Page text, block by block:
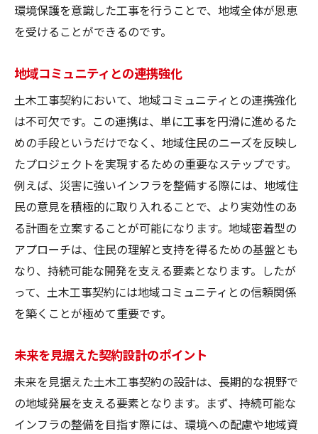
環境保護を意識した工事を行うことで、地域全体が恩恵
を受けることができるのです。
地域コミュニティとの連携強化
土木工事契約において、地域コミュニティとの連携強化
は不可欠です。この連携は、単に工事を円滑に進めるた
めの手段というだけでなく、地域住民のニーズを反映し
たプロジェクトを実現するための重要なステップです。
例えば、災害に強いインフラを整備する際には、地域住
民の意見を積極的に取り入れることで、より実効性のあ
る計画を立案することが可能になります。地域密着型の
アプローチは、住民の理解と支持を得るための基盤とも
なり、持続可能な開発を支える要素となります。したが
って、土木工事契約には地域コミュニティとの信頼関係
を築くことが極めて重要です。
未来を見据えた契約設計のポイント
未来を見据えた土木工事契約の設計は、長期的な視野で
の地域発展を支える要素となります。まず、持続可能な
インフラの整備を目指す際には、環境への配慮や地域資